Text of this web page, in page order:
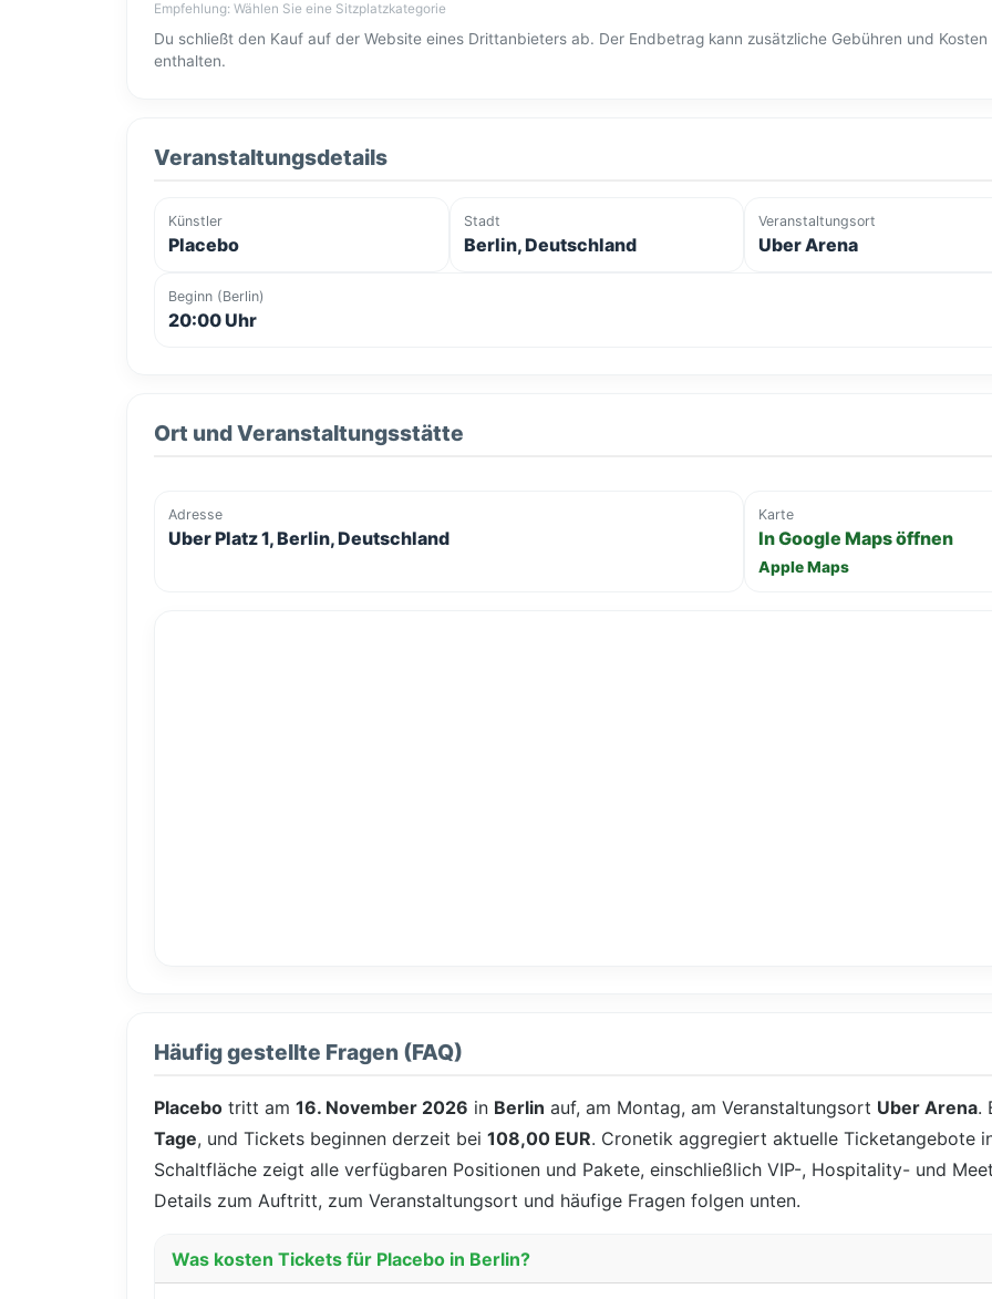
Empfehlung: Wählen Sie eine Sitzplatzkategorie
Du schließt den Kauf auf der Website eines Drittanbieters ab. Der Endbetrag kann zusätzliche Gebühren und
enthalten.
Veranstaltungsdetails
Künstler
Placebo
Stadt
Berlin, Deutschland
Veranstaltungsort
Uber Arena
Beginn (Berlin)
20:00 Uhr
Ort und Veranstaltungsstätte
Adresse
Uber Platz 1, Berlin, Deutschland
Karte
In Google Maps öffnen
Apple Maps
Häufig gestellte Fragen (FAQ)
Placebo tritt am 16. November 2026 in Berlin auf, am Montag, am Veranstaltungsort Uber Arena.
Tage, und Tickets beginnen derzeit bei 108,00 EUR. Cronetik aggregiert aktuelle Ticketangebote
Schaltfläche zeigt alle verfügbaren Positionen und Pakete, einschließlich VIP-, Hospitality- und
Details zum Auftritt, zum Veranstaltungsort und häufige Fragen folgen unten.
Was kosten Tickets für Placebo in Berlin?